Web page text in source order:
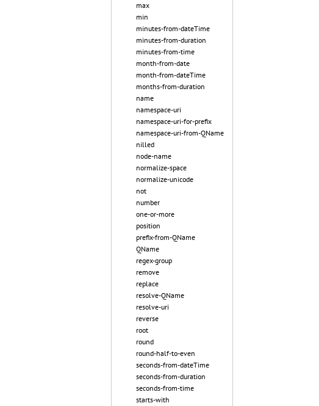
max
min
minutes-from-dateTime
minutes-from-duration
minutes-from-time
month-from-date
month-from-dateTime
months-from-duration
name
namespace-uri
namespace-uri-for-prefix
namespace-uri-from-QName
nilled
node-name
normalize-space
normalize-unicode
not
number
one-or-more
position
prefix-from-QName
QName
regex-group
remove
replace
resolve-QName
resolve-uri
reverse
root
round
round-half-to-even
seconds-from-dateTime
seconds-from-duration
seconds-from-time
starts-with